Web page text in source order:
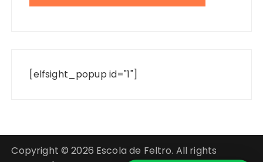
[elfsight_popup id="1"]
Copyright © 2026 Escola de Feltro. All rights